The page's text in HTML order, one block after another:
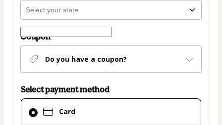
Coupon
Do you have a coupon?
Select payment method
Card
Card
selected